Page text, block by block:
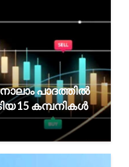
പാദത്തിൽ
15 കമ്പനികൾ